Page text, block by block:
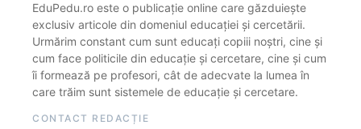
EduPedu.ro este o publicație online care găzduiește
exclusiv articole din domeniul educației și cercetării.
Urmărim constant cum sunt educați copiii noștri, cine și
cum face politicile din educație și cercetare, cine și cum
îi formează pe profesori, cât de adecvate la lumea în
care trăim sunt sistemele de educație și cercetare.
CONTACT REDACȚIE